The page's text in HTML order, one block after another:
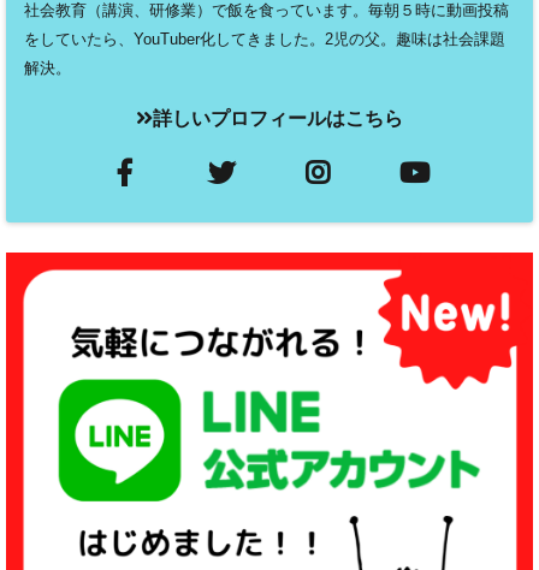
社会教育（講演、研修業）で飯を食っています。毎朝５時に動画投稿
をしていたら、YouTuber化してきました。2児の父。趣味は社会課題
解決。
詳しいプロフィールはこちら